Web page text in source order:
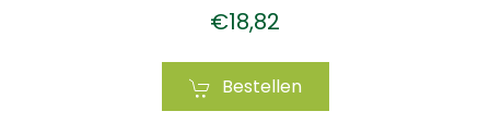
€18,82
Bestellen